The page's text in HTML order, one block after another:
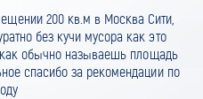
200 кв.м в Москва Сити,
без кучи мусора как это
как обычно называешь площадь
спасибо за рекомендации по